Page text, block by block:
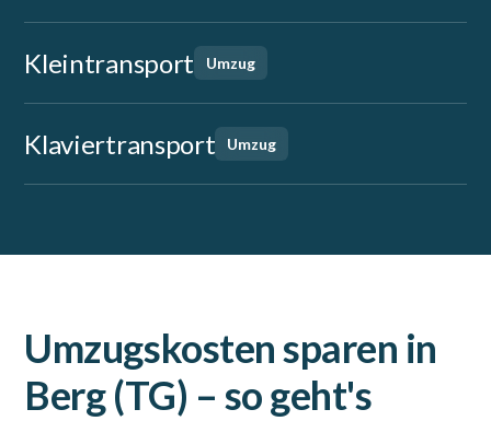
Kleintransport Umzug
Klaviertransport Umzug
Umzugskosten sparen in
Berg (TG) – so geht's